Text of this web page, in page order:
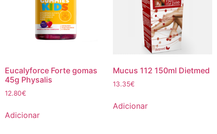
Eucalyforce Forte gomas
45g Physalis
12.80€
Adicionar
Mucus 112 150ml Dietmed
13.35€
Adicionar